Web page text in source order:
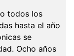
todos los
hasta el año
se
Ocho años